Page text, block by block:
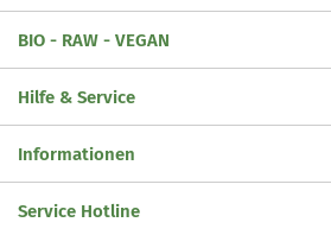
BIO - RAW - VEGAN
Hilfe & Service
Informationen
Service Hotline